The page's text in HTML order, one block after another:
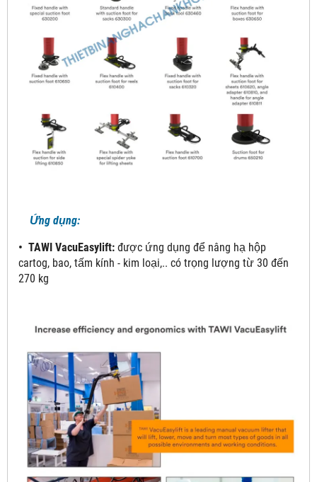
Ứng dụng:
• TAWI VacuEasylift: được ứng dụng để nâng hạ hộp
cartog, bao, tấm kính - kim loại,.. có trọng lượng từ 30 đến
270 kg